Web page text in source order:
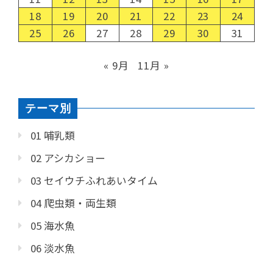
18
19 20 21 22 23
24
25
26 27 28 29 30 31
« 9月 11月 »
テーマ別
01 哺乳類
02 アシカショー
03 セイウチふれあいタイム
04 爬虫類・両生類
05 海水魚
06 淡水魚